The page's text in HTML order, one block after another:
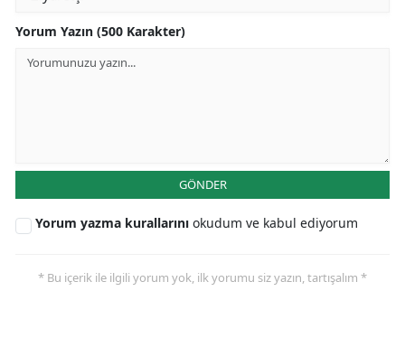
Yorum Yazın (500 Karakter)
GÖNDER
Yorum yazma kurallarını okudum ve kabul ediyorum
* Bu içerik ile ilgili yorum yok, ilk yorumu siz yazın, tartışalım *